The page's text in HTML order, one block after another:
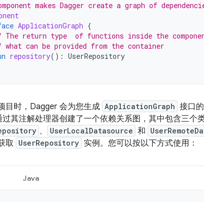
makes Dagger create a graph of
ApplicationGraph {
The return type  of functions inside the
what can be provided from the container
repository(): UserRepository
目时，Dagger 会为您生成 ApplicationGraph 接口
过其注解处理器创建了一个依赖关系图，其中包含三个
、 UserLocalDatasource 和
取 UserRepository 实例。您可以按以下方式使用：
Java